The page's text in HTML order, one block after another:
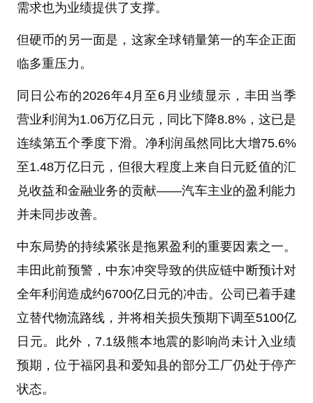
需求也为业绩提供了支撑。
但硬币的另一面是，这家全球销量第一的车企正面
临多重压力。
同日公布的2026年4月至6月业绩显示，丰田当季
营业利润为1.06万亿日元，同比下降8.8%，这已是
连续第五个季度下滑。净利润虽然同比大增75.6%
至1.48万亿日元，但很大程度上来自日元贬值的汇
兑收益和金融业务的贡献——汽车主业的盈利能力
并未同步改善。
中东局势的持续紧张是拖累盈利的重要因素之一。
丰田此前预警，中东冲突导致的供应链中断预计对
全年利润造成约6700亿日元的冲击。公司已着手建
立替代物流路线，并将相关损失预期下调至5100亿
日元。此外，7.1级熊本地震的影响尚未计入业绩
预期，位于福冈县和爱知县的部分工厂仍处于停产
状态。